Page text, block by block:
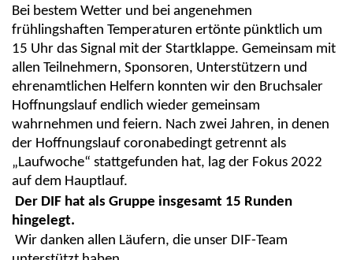
Bei bestem Wetter und bei angenehmen
frühlingshaften Temperaturen ertönte pünktlich um
15 Uhr das Signal mit der Startklappe. Gemeinsam mit
allen Teilnehmern, Sponsoren, Unterstützern und
ehrenamtlichen Helfern konnten wir den Bruchsaler
Hoffnungslauf endlich wieder gemeinsam
wahrnehmen und feiern. Nach zwei Jahren, in denen
der Hoffnungslauf coronabedingt getrennt als
„Laufwoche“ stattgefunden hat, lag der Fokus 2022
auf dem Hauptlauf.
Der DIF hat als Gruppe insgesamt 15 Runden
hingelegt.
Wir danken allen Läufern, die unser DIF-Team